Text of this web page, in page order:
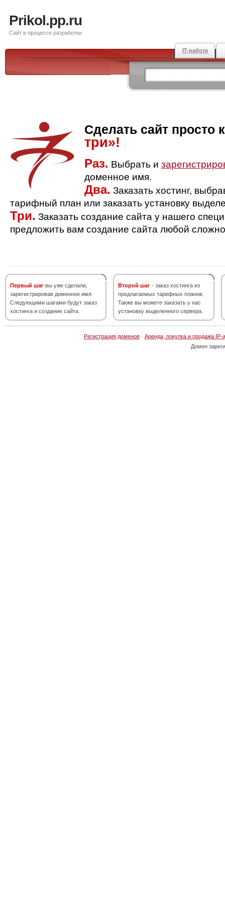
Prikol.pp.ru
Сайт в процессе разработки
IT-работа
Сделать сайт просто
три»!
Раз. Выбрать и
доменное имя.
Два. Заказать хостинг,
тарифный план или заказать установку
Три. Заказать создание сайта у нашего
предложить вам создание сайта любой
Первый шаг вы уже сделали,
зарегистрировав доменное имя.
Следующими шагами будут заказ
хостинга и создание сайта.
Второй шаг - заказ хостинга из
предлагаемых тарифных планов.
Также вы можете заказать у нас
установку выделенного сервера.
Регистрация доменов· Аренда, покупка и продажа IP-
Домен